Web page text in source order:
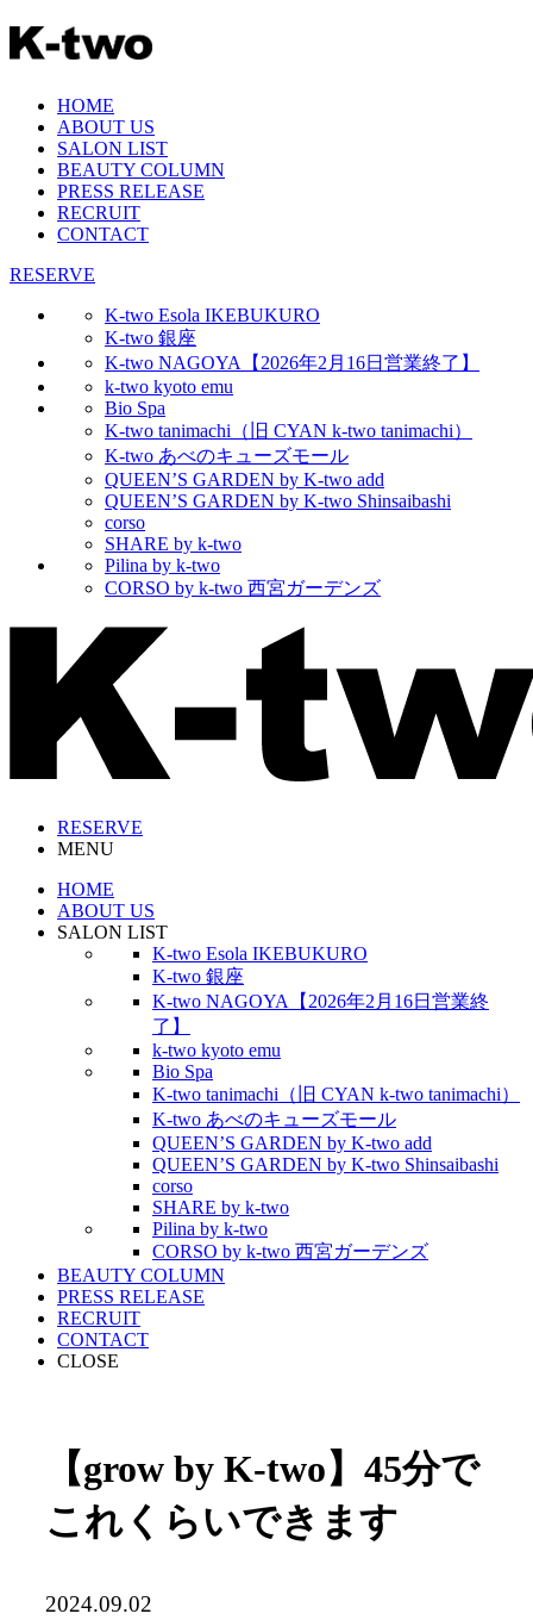
HOME
ABOUT US
SALON LIST
BEAUTY COLUMN
PRESS RELEASE
RECRUIT
CONTACT
RESERVE
K-two Esola IKEBUKURO
K-two 銀座
K-two NAGOYA【2026年2月16日営業終了】
k-two kyoto emu
Bio Spa
K-two tanimachi（旧 CYAN k-two tanimachi）
K-two あべのキューズモール
QUEEN’S GARDEN by K-two add
QUEEN’S GARDEN by K-two Shinsaibashi
corso
SHARE by k-two
Pilina by k-two
CORSO by k-two 西宮ガーデンズ
RESERVE
MENU
HOME
ABOUT US
SALON LIST
K-two Esola IKEBUKURO
K-two 銀座
K-two NAGOYA【2026年2月16日営業終
了】
k-two kyoto emu
Bio Spa
K-two tanimachi（旧 CYAN k-two tanimachi）
K-two あべのキューズモール
QUEEN’S GARDEN by K-two add
QUEEN’S GARDEN by K-two Shinsaibashi
corso
SHARE by k-two
Pilina by k-two
CORSO by k-two 西宮ガーデンズ
BEAUTY COLUMN
PRESS RELEASE
RECRUIT
CONTACT
CLOSE
【grow by K-two】45分で
これくらいできます
2024.09.02